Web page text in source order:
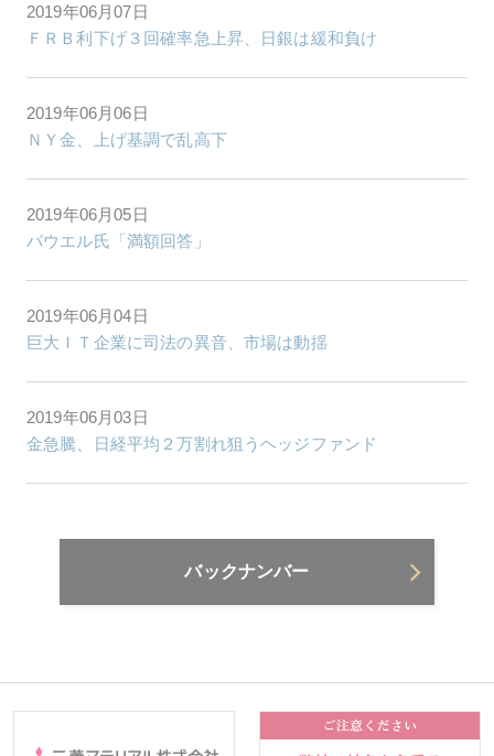
2019年06月07日
ＦＲＢ利下げ３回確率急上昇、日銀は緩和負け
2019年06月06日
ＮＹ金、上げ基調で乱高下
2019年06月05日
パウエル氏「満額回答」
2019年06月04日
巨大ＩＴ企業に司法の異音、市場は動揺
2019年06月03日
金急騰、日経平均２万割れ狙うヘッジファンド
バックナンバー